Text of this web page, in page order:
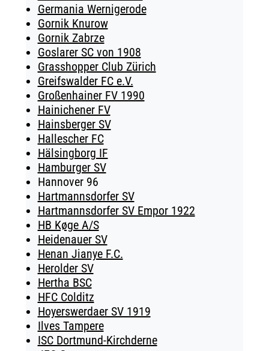
Germania Wernigerode
Gornik Knurow
Gornik Zabrze
Goslarer SC von 1908
Grasshopper Club Zürich
Greifswalder FC e.V.
Großenhainer FV 1990
Hainichener FV
Hainsberger SV
Hallescher FC
Hälsingborg IF
Hamburger SV
Hannover 96
Hartmannsdorfer SV
Hartmannsdorfer SV Empor 1922
HB Køge A/S
Heidenauer SV
Henan Jianye F.C.
Herolder SV
Hertha BSC
HFC Colditz
Hoyerswerdaer SV 1919
Ilves Tampere
ISC Dortmund-Kirchderne